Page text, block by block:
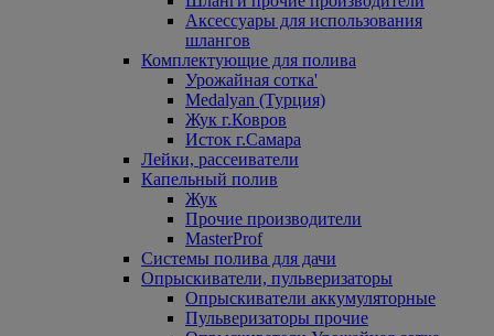
Аксессуары для использования
шлангов
Комплектующие для полива
Урожайная сотка'
Medalyan (Турция)
Жук г.Ковров
Исток г.Самара
Лейки, рассеиватели
Капельный полив
Жук
Прочие производители
MasterProf
Системы полива для дачи
Опрыскиватели, пульверизаторы
Опрыскиватели аккумуляторные
Пульверизаторы прочие